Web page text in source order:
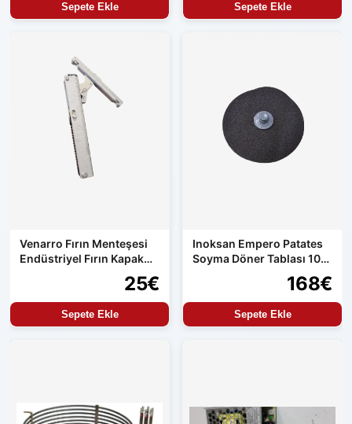
Sepete Ekle Sepete Ekle
Venarro Fırın Menteşesi
Endüstriyel Fırın Kapak
Menteşesi Uyumlu Set25€
Sepete Ekle
Inoksan Empero Patates
Soyma Döner Tablası 10
kg Makine Uyumlu168€
Sepete Ekle